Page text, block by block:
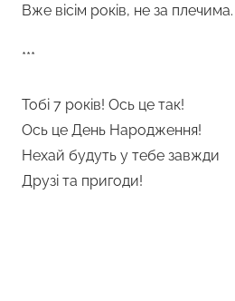
Вже вісім років, не за плечима.
***
Тобі 7 років! Ось це так!
Ось це День Народження!
Нехай будуть у тебе завжди
Друзі та пригоди!